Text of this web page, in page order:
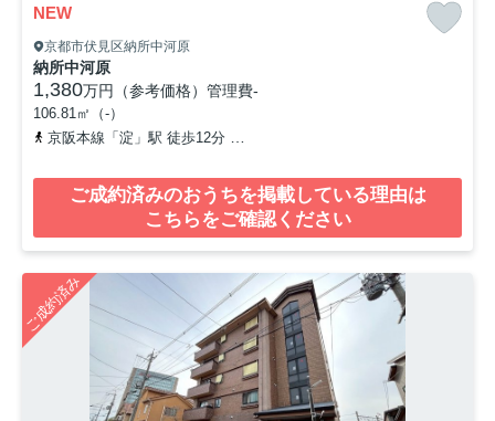
NEW
京都市伏見区納所中河原
納所中河原
1,380万円（参考価格） 管理費-
106.81㎡（-）
京阪本線「淀」駅 徒歩12分
ご成約済みのおうちを掲載している理由は
こちらをご確認ください
ご成約済み